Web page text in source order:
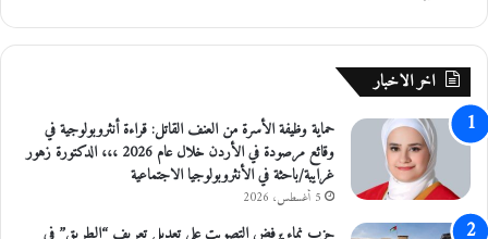
و
ل
ت
ت
ف
ي
ش
اخر الاخبار
حماية وظيفة الأسرة من العنف القاتل: قراءة أنثروبولوجية في
وقائع مرصودة في الأردن خلال عام 2026 ،،، الدكتورة زهور
غرايبة/باحثة في الأنثروبولوجيا الاجتماعية
5 أغسطس، 2026